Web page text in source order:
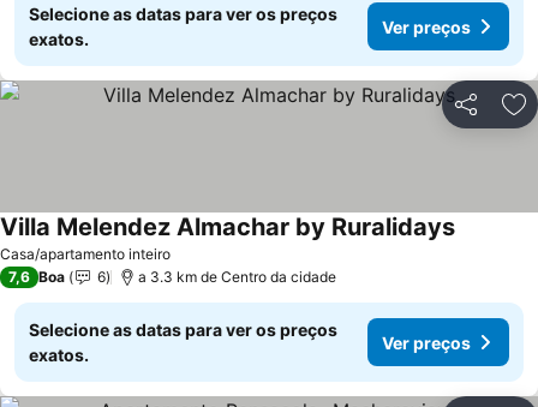
Selecione as datas para ver os preços
exatos.
Ver preços
Partilhar
Casa/apartamento inteiro
Villa Melendez Almachar by RuralidaysVer
7,6 Boa 6 a 3.3 km de Centro da cidade
Selecione as datas para ver os preços
exatos.
Ver preços